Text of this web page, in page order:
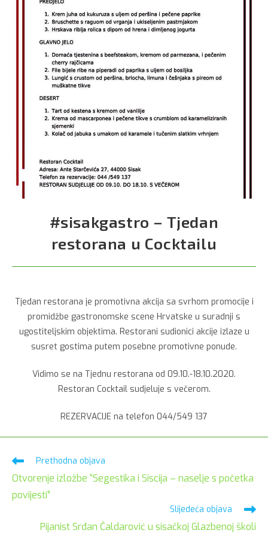
#sisakgastro – Tjedan
restorana u Cocktailu
Tjedan restorana je promotivna akcija sa svrhom promocije i
promidžbe gastronomske scene Hrvatske u suradnji s
ugostiteljskim objektima. Restorani sudionici akcije izlaze u
susret gostima putem posebne promotivne ponude.
Vidimo se na Tjednu restorana od 09.10.-18.10.2020.
Restoran Cocktail sudjeluje s večerom.
REZERVACIJE na telefon 044/549 137
Pročitaj
članaka
Prethodna objava
Otvorenje izložbe “Segestika i Siscija – naselje s početka
povijesti”
Slijedeća objava
Pijanist Srđan Čaldarović u sisačkoj Glazbenoj školi